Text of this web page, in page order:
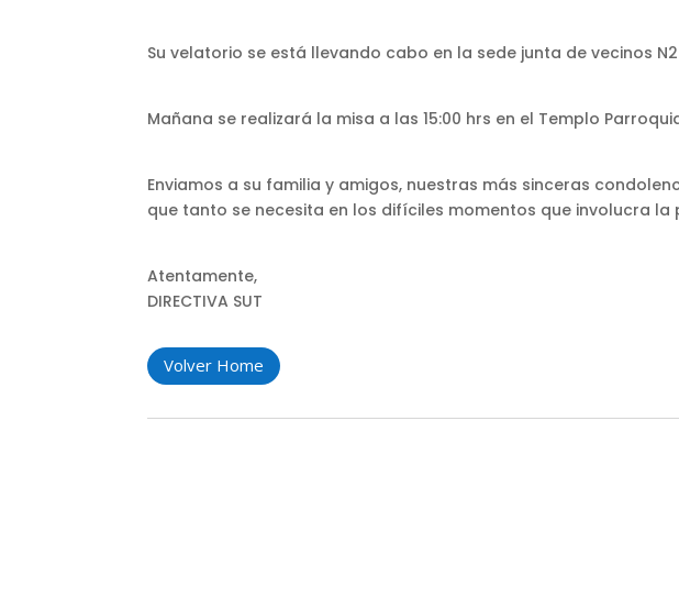
Su velatorio se está llevando cabo en la sede junta de vecinos
Mañana se realizará la misa a las 15:00 hrs en el Templo
Enviamos a su familia y amigos, nuestras más sinceras
que tanto se necesita en los difíciles momentos que involucra la
Atentamente,
DIRECTIVA SUT
Volver Home